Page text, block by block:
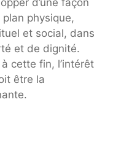
d’une façon
physique,
et social, dans
et de dignité.
cette fin, l’intérêt
être la